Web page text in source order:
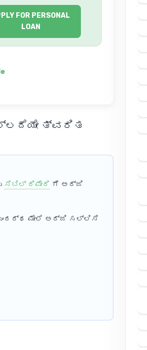
FOR PERSONAL
LOAN
ತ್ವರಿತ
ಸಿಬಿಲ್ ರಿಪೇರಿ ಗೆ ಅರ್ಜಿ
ಎಂದರ್ಥ ಮೇಲೆ ಅರ್ಜಿ ಸಲ್ಲಿಸಿ